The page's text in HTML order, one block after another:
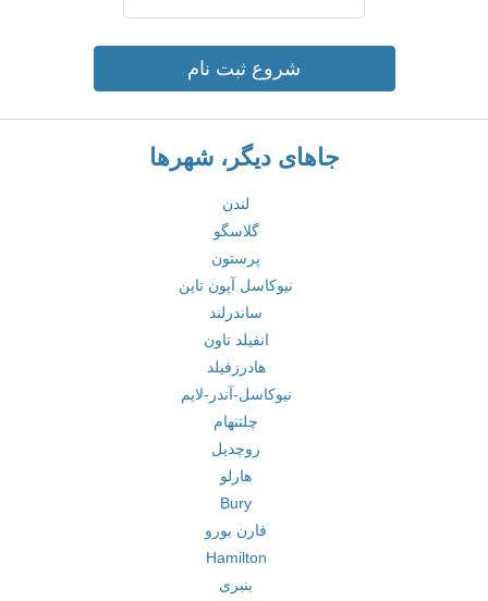
شروع ثبت نام
جاهای دیگر، شهرها
لندن
گلاسگو
پرستون
نیوکاسل آپون تاین
ساندرلند
انفیلد تاون
هادرزفیلد
نیوکاسل-آندر-لایم
چلتنهام
روچدیل
هارلو
Bury
فارن بورو
Hamilton
بنبری